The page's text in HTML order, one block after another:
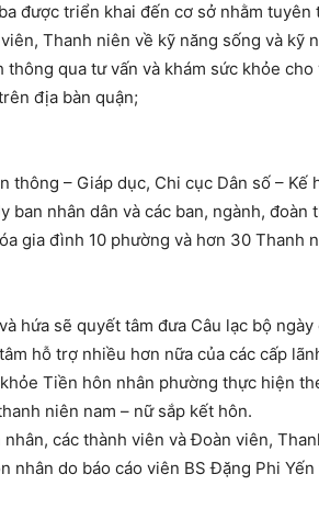
được triển khai đến cơ sở nhằm tuyên
Thanh niên về kỹ năng sống và kỹ
qua tư vấn và khám sức khỏe cho
địa bàn quận;
– Giáp dục, Chi cục Dân số – Kế
ban nhân dân và các ban, ngành, đoàn
gia đình 10 phường và hơn 30 Thanh
hứa sẽ quyết tâm đưa Câu lạc bộ ngày
hỗ trợ nhiều hơn nữa của các cấp
Tiền hôn nhân phường thực hiện
niên nam – nữ sắp kết hôn.
các thành viên và Đoàn viên,
nhân do báo cáo viên BS Đặng Phi